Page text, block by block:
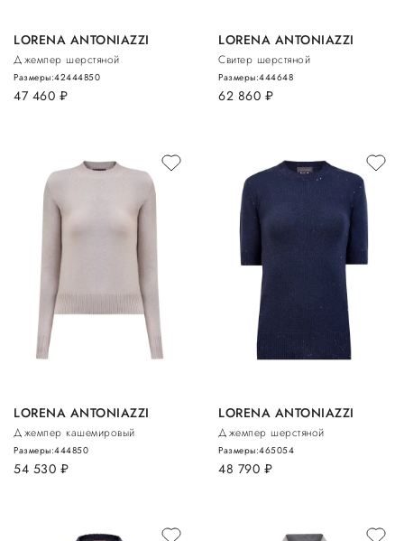
LORENA ANTONIAZZI
Джемпер шерстяной
47 460 руб.
Размеры:42444850
LORENA ANTONIAZZI
Свитер шерстяной
62 860 руб.
Размеры:444648
LORENA ANTONIAZZI
Джемпер кашемировый
54 530 руб.
Размеры:444850
LORENA ANTONIAZZI
Джемпер шерстяной
48 790 руб.
Размеры:465054